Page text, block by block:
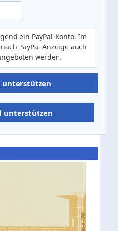
ein PayPal-Konto. Im
PayPal-Anzeige auch
werden.
unterstützen
unterstützen